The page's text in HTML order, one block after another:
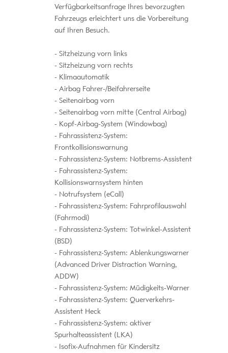
Verfügbarkeitsanfrage Ihres bevorzugten
Fahrzeugs erleichtert uns die Vorbereitung
auf Ihren Besuch.
Sitzheizung vorn links
Sitzheizung vorn rechts
Klimaautomatik
Airbag Fahrer-/Beifahrerseite
Seitenairbag vorn
Seitenairbag vorn mitte (Central Airbag)
Kopf-Airbag-System (Windowbag)
Fahrassistenz-System:
Frontkollisionswarnung
Fahrassistenz-System: Notbrems-Assistent
Fahrassistenz-System:
Kollisionswarnsystem hinten
Notrufsystem (eCall)
Fahrassistenz-System: Fahrprofilauswahl
(Fahrmodi)
Fahrassistenz-System: Totwinkel-Assistent
(BSD)
Fahrassistenz-System: Ablenkungswarner
(Advanced Driver Distraction Warning,
ADDW)
Fahrassistenz-System: Müdigkeits-Warner
Fahrassistenz-System: Querverkehrs-
Assistent Heck
Fahrassistenz-System: aktiver
Spurhalteassistent (LKA)
Isofix-Aufnahmen für Kindersitz